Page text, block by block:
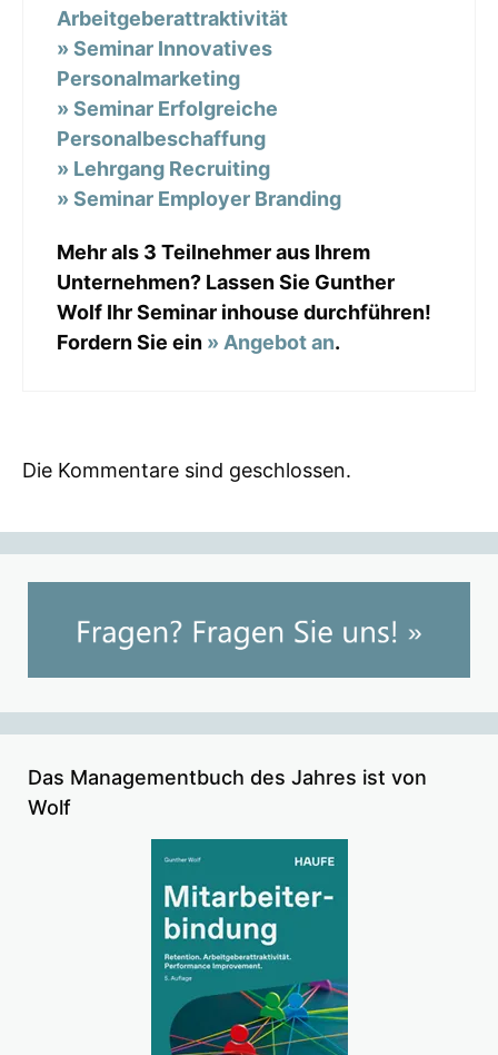
Arbeitgeberattraktivität
» Seminar Innovatives
Personalmarketing
» Seminar Erfolgreiche
Personalbeschaffung
» Lehrgang Recruiting
» Seminar Employer Branding
Mehr als 3 Teilnehmer aus Ihrem
Unternehmen? Lassen Sie Gunther
Wolf Ihr Seminar inhouse durchführen!
Fordern Sie ein » Angebot an.
Die Kommentare sind geschlossen.
Das Managementbuch des Jahres ist von
Wolf